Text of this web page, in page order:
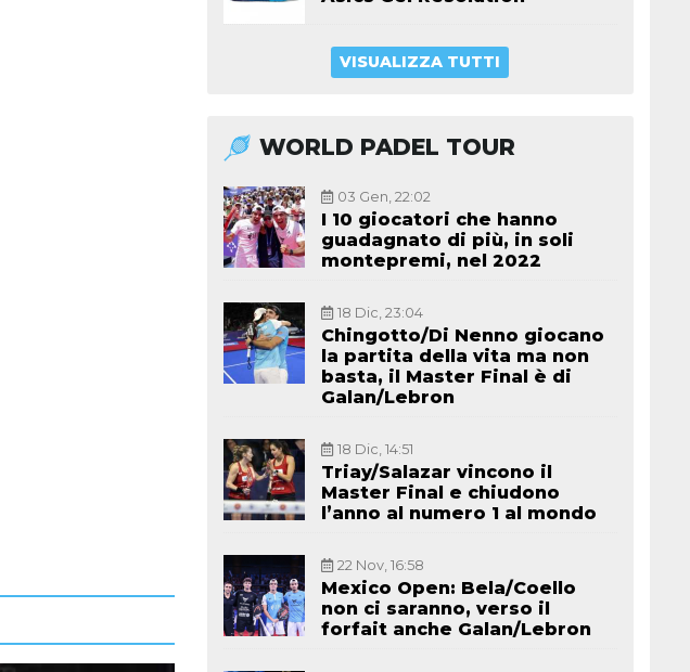
VISUALIZZA TUTTI
WORLD PADEL TOUR
03 Gen, 22:02
I 10 giocatori che hanno
guadagnato di più, in soli
montepremi, nel 2022
18 Dic, 23:04
Chingotto/Di Nenno giocano
la partita della vita ma non
basta, il Master Final è di
Galan/Lebron
18 Dic, 14:51
Triay/Salazar vincono il
Master Final e chiudono
l’anno al numero 1 al mondo
22 Nov, 16:58
Mexico Open: Bela/Coello
non ci saranno, verso il
forfait anche Galan/Lebron